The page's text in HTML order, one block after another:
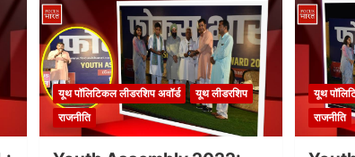
यूथ पॉलिटिकल लीडरशिप अवॉर्ड
यूथ लीडरशिप
राजनीति
यूथ
राजनीति